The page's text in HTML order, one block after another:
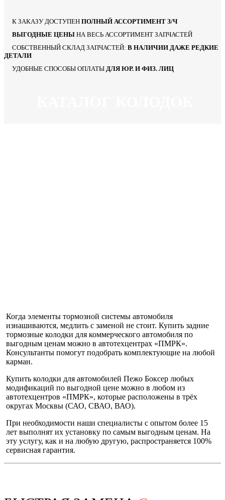
К ЗАКАЗУ ДОСТУПЕН ПОЛНЫЙ АССОРТИМЕНТ З/Ч
ВЫГОДНЫЕ ЦЕНЫ НА ВЕСЬ АССОРТИМЕНТ ЗАПЧАСТЕЙ
СОБСТВЕННЫЙ СКЛАД ЗАПЧАСТЕЙ: В НАЛИЧИИ ДАЖЕ РЕДКИЕ
ДЕТАЛИ
УДОБНЫЕ СПОСОБЫ ОПЛАТЫ ДЛЯ ЮР. И ФИЗ. ЛИЦ
Когда элементы тормозной системы автомобиля
изнашиваются, медлить с заменой не стоит. Купить задние
тормозные колодки для коммерческого автомобиля по
выгодным ценам можно в автотехцентрах «ПМРК».
Консультанты помогут подобрать комплектующие на любой
карман.
Купить колодки для автомобилей Пежо Боксер любых
модификаций по выгодной цене можно в любом из
автотехцентров «ПМРК», которые расположены в трёх
округах Москвы (САО, СВАО, ВАО).
При необходимости наши специалисты с опытом более 15
лет выполнят их установку по самым выгодным ценам. На
эту услугу, как и на любую другую, распространяется 100%
сервисная гарантия.